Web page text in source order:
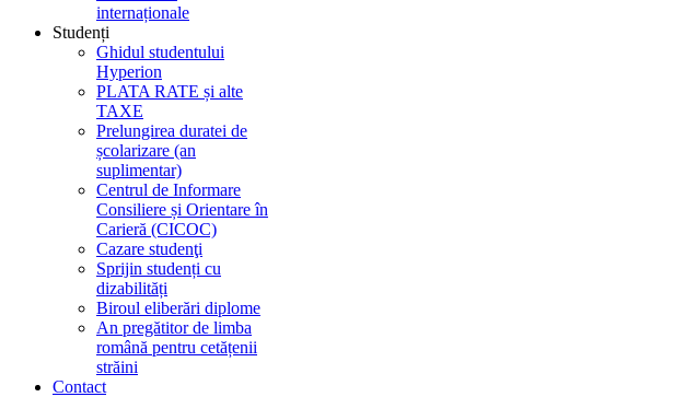
internaționale
Studenți
Ghidul studentului
Hyperion
PLATA RATE și alte
TAXE
Prelungirea duratei de
școlarizare (an
suplimentar)
Centrul de Informare
Consiliere și Orientare în
Carieră (CICOC)
Cazare studenţi
Sprijin studenți cu
dizabilități
Biroul eliberări diplome
An pregătitor de limba
română pentru cetățenii
străini
Contact